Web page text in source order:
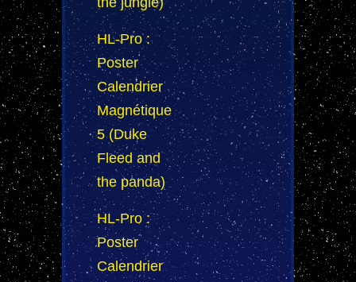
HL-Pro :
Poster
Calendrier
Magnétique
5 (Duke
Fleed and
the panda)
HL-Pro :
Poster
Calendrier